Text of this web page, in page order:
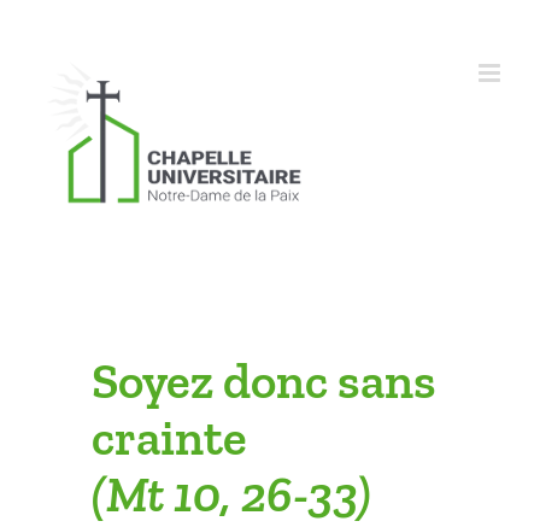
Soyez donc sans
crainte
(Mt 10, 26-33)